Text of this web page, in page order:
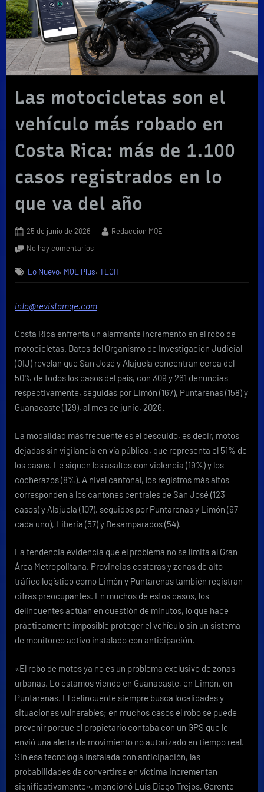
Las motocicletas son el
vehículo más robado en
Costa Rica: más de 1.100
casos registrados en lo
que va del año
Posted
25 de junio de 2026 By
Redaccion MQE
No hay comentariosen
motocicletas
son
vehículo
robado
en
Costa
más
de
1.100
registrados
que
va
del
año
Lo Nuevo, MQE Plus,TECH
info@revistamqe.com
Costa Rica enfrenta un alarmante incremento en el robo de
motocicletas. Datos del Organismo de Investigación Judicial
(OIJ) revelan que San José y Alajuela concentran cerca del
50% de todos los casos del país, con 309 y 261 denuncias
respectivamente, seguidas por Limón (167), Puntarenas (158) y
Guanacaste (129), al mes de junio, 2026.
La modalidad más frecuente es el descuido, es decir, motos
dejadas sin vigilancia en vía pública, que representa el 51% de
los casos. Le siguen los asaltos con violencia (19%) y los
cocherazos (8%). A nivel cantonal, los registros más altos
corresponden a los cantones centrales de San José (123
casos) y Alajuela (107), seguidos por Puntarenas y Limón (67
cada uno), Liberia (57) y Desamparados (54).
La tendencia evidencia que el problema no se limita al Gran
Área Metropolitana. Provincias costeras y zonas de alto
tráfico logístico como Limón y Puntarenas también registran
cifras preocupantes. En muchos de estos casos, los
delincuentes actúan en cuestión de minutos, lo que hace
prácticamente imposible proteger el vehículo sin un sistema
de monitoreo activo instalado con anticipación.
«El robo de motos ya no es un problema exclusivo de zonas
urbanas. Lo estamos viendo en Guanacaste, en Limón, en
Puntarenas. El delincuente siempre busca localidades y
situaciones vulnerables; en muchos casos el robo se puede
prevenir porque el propietario contaba con un GPS que le
envió una alerta de movimiento no autorizado en tiempo real.
Sin esa tecnología instalada con anticipación, las
probabilidades de convertirse en víctima incrementan
significativamente», mencionó Luis Diego Trejos, Gerente